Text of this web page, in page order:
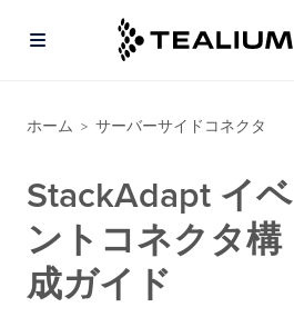
ホーム > サーバーサイドコネクタ
StackAdapt イベ
ントコネクタ構
成ガイド